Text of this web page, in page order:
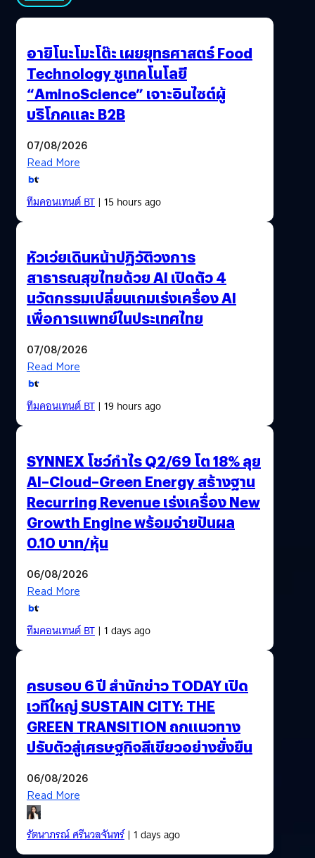
อายิโนะโมะโต๊ะ เผยยุทธศาสตร์ Food
Technology ชูเทคโนโลยี
“AminoScience” เจาะอินไซต์ผู้
บริโภคและ B2B
07/08/2026
Read More
ทีมคอนเทนต์ BT| 15 hours ago
หัวเว่ยเดินหน้าปฏิวัติวงการ
สาธารณสุขไทยด้วย AI เปิดตัว 4
นวัตกรรมเปลี่ยนเกมเร่งเครื่อง AI
เพื่อการแพทย์ในประเทศไทย
07/08/2026
Read More
ทีมคอนเทนต์ BT| 19 hours ago
SYNNEX โชว์กำไร Q2/69 โต 18% ลุย
AI–Cloud–Green Energy สร้างฐาน
Recurring Revenue เร่งเครื่อง New
Growth Engine พร้อมจ่ายปันผล
0.10 บาท/หุ้น
06/08/2026
Read More
ทีมคอนเทนต์ BT| 1 days ago
ครบรอบ 6 ปี สำนักข่าว TODAY เปิด
เวทีใหญ่ SUSTAIN CITY: THE
GREEN TRANSITION ถกแนวทาง
ปรับตัวสู่เศรษฐกิจสีเขียวอย่างยั่งยืน
06/08/2026
Read More
รัตนาภรณ์ ศรีนวลจันทร์| 1 days ago